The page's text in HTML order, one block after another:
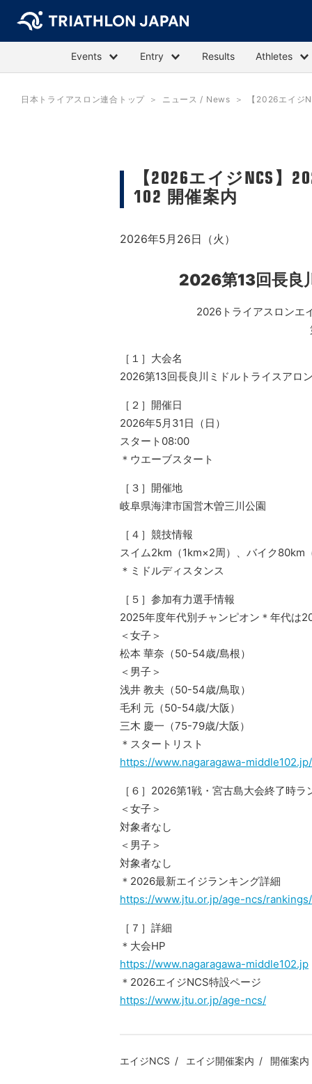
Events Entry Results Athletes
日本トライアスロン連合トップ ニュース / News 【2026エイジ
【2026エイジNCS】
102 開催案内
2026年5月26日（火）
2026第13回長良
2026トライアスロンエ
［１］大会名
2026第13回長良川ミドルトライスアロ
［２］開催日
2026年5月31日（日）
スタート08:00
＊ウエーブスタート
［３］開催地
岐阜県海津市国営木曽三川公園
［４］競技情報
スイム2km（1km×2周）、バイク80km
＊ミドルディスタンス
［５］参加有力選手情報
2025年度年代別チャンピオン＊年代は
＜女子＞
松本 華奈（50-54歳/島根）
＜男子＞
浅井 教夫（50-54歳/鳥取）
毛利 元（50-54歳/大阪）
三木 慶一（75-79歳/大阪）
＊スタートリスト
https://www.nagaragawa-
［６］2026第1戦・宮古島大会終了時
＜女子＞
対象者なし
＜男子＞
対象者なし
＊2026最新エイジランキング詳細
https://www.jtu.or.jp/age-ncs/rankings/
［７］詳細
＊大会HP
https://www.nagaragawa-middle102.jp
＊2026エイジNCS特設ページ
https://www.jtu.or.jp/age-ncs/
エイジNCS エイジ開催案内 開催案内